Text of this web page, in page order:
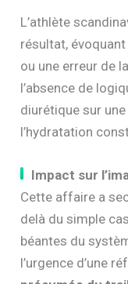
L’athlète
résultat, évoquant
ou une erreur de
l’absence de
diurétique sur
l’hydratation
Impact sur
Cette affaire a
delà du simple
béantes du
l’urgence d’une